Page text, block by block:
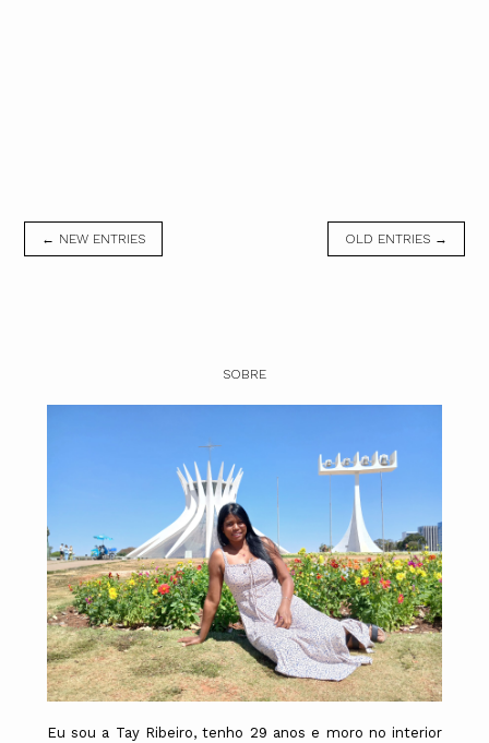
← NEW ENTRIES OLD ENTRIES →
SOBRE
Eu sou a Tay Ribeiro, tenho 29 anos e moro no interior